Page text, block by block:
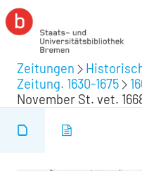
Zeitungen
Zeitung. 1630-1675
November St. vet.